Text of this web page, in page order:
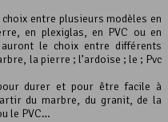
entre plusieurs modèles en
en plexiglas, en PVC ou en
le choix entre différents
la pierre ; l’ardoise ; le ; Pvc
durer et pour être facile à
du marbre, du granit, de la
le PVC…